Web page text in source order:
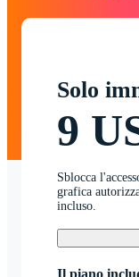
Solo
9
Sblocca
grafica
incluso.
Il piano